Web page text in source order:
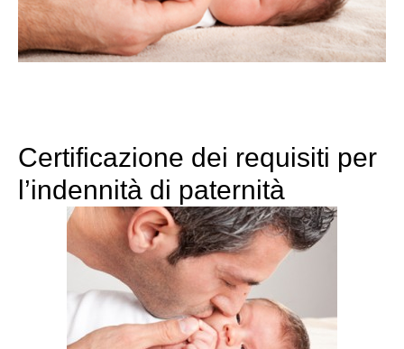
Certificazione dei requisiti per
l’indennità di paternità